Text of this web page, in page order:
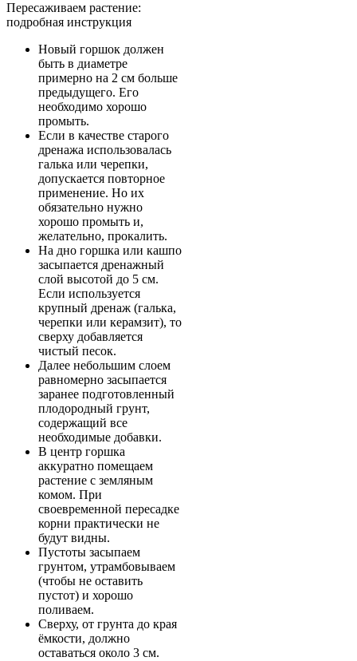
Пересаживаем растение:
подробная инструкция
Новый горшок должен
быть в диаметре
примерно на 2 см больше
предыдущего. Его
необходимо хорошо
промыть.
Если в качестве старого
дренажа использовалась
галька или черепки,
допускается повторное
применение. Но их
обязательно нужно
хорошо промыть и,
желательно, прокалить.
На дно горшка или кашпо
засыпается дренажный
слой высотой до 5 см.
Если используется
крупный дренаж (галька,
черепки или керамзит), то
сверху добавляется
чистый песок.
Далее небольшим слоем
равномерно засыпается
заранее подготовленный
плодородный грунт,
содержащий все
необходимые добавки.
В центр горшка
аккуратно помещаем
растение с земляным
комом. При
своевременной пересадке
корни практически не
будут видны.
Пустоты засыпаем
грунтом, утрамбовываем
(чтобы не оставить
пустот) и хорошо
поливаем.
Сверху, от грунта до края
ёмкости, должно
оставаться около 3 см.